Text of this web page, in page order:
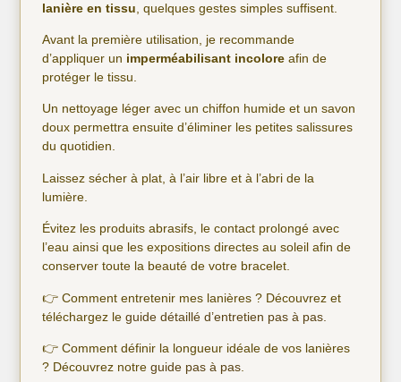
lanière en tissu , quelques gestes simples suffisent.
Avant la première utilisation, je recommande
d’appliquer un imperméabilisant incolore afin de
protéger le tissu.
Un nettoyage léger avec un chiffon humide et un savon
doux permettra ensuite d’éliminer les petites salissures
du quotidien.
Laissez sécher à plat, à l’air libre et à l’abri de la
lumière.
Évitez les produits abrasifs, le contact prolongé avec
l’eau ainsi que les expositions directes au soleil afin de
conserver toute la beauté de votre bracelet.
👉 Comment entretenir mes lanières ? Découvrez et
téléchargez leguide détaillé d’entretien pas à pas.
👉 Comment définir la longueur idéale de vos lanières
? Découvrez notreguide pas à pas